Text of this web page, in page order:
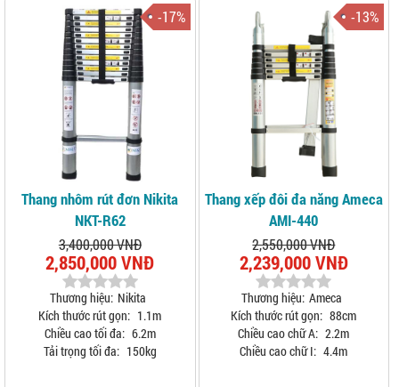
-17%
Thang nhôm rút đơn Nikita
NKT-R62
3,400,000 VNĐ
2,850,000 VNĐ
Thương hiệu: Nikita
Kích thước rút gọn: 1.1m
Chiều cao tối đa: 6.2m
Tải trọng tối đa: 150kg
-13%
Thang xếp đôi đa năng Ameca
AMI-440
2,550,000 VNĐ
2,239,000 VNĐ
Thương hiệu: Ameca
Kích thước rút gọn: 88cm
Chiều cao chữ A: 2.2m
Chiều cao chữ I: 4.4m